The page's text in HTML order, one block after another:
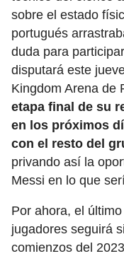
sobre el estado
portugués
duda para
disputará este
Kingdom Arena de
etapa final de su
en los próximos
con el resto del
privando así la
Messi en lo que
Por ahora, el
jugadores seguirá
comienzos del